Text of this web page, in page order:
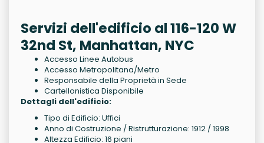
Servizi dell'edificio al 116-120 W
32nd St, Manhattan, NYC
Accesso Linee Autobus
Accesso Metropolitana/Metro
Responsabile della Proprietà in Sede
Cartellonistica Disponibile
Dettagli dell'edificio:
Tipo di Edificio: Uffici
Anno di Costruzione / Ristrutturazione: 1912 / 1998
Altezza Edificio: 16 piani